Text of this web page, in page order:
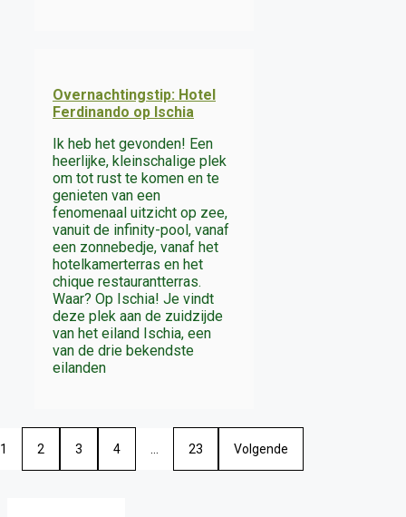
Overnachtingstip: Hotel
Ferdinando op Ischia
Ik heb het gevonden! Een
heerlijke, kleinschalige plek
om tot rust te komen en te
genieten van een
fenomenaal uitzicht op zee,
vanuit de infinity-pool, vanaf
een zonnebedje, vanaf het
hotelkamerterras en het
chique restaurantterras.
Waar? Op Ischia! Je vindt
deze plek aan de zuidzijde
van het eiland Ischia, een
van de drie bekendste
eilanden
1 2 3 4 … 23 Volgende